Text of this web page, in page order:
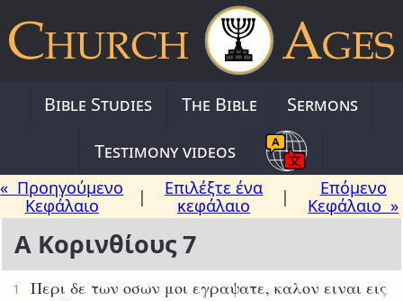
Bible Studies The Bible
Sermons
Testimony videos
« Προηγούμενο
Κεφάλαιο
|
Επιλέξτε ένα
κεφάλαιο
|
Επόμενο
Κεφάλαιο »
Α Κορινθίους 7
1
Περι δε των οσων μοι εγραψατε, καλον ειναι εις